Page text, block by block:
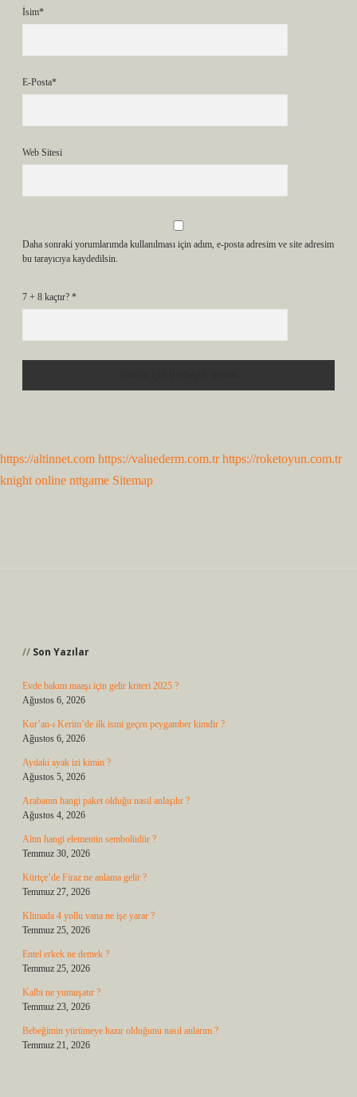
İsim*
E-Posta*
Web Sitesi
Daha sonraki yorumlarımda kullanılması için adım, e-posta adresim ve site adresim
bu tarayıcıya kaydedilsin.
7 + 8 kaçtır? *
https://altinnet.com https://valuederm.com.tr https://roketoyun.com.tr
knight online nttgame Sitemap
Son Yazılar
Evde bakım maaşı için gelir kriteri 2025 ?
Ağustos 6, 2026
Kur’an-ı Kerim’de ilk ismi geçen peygamber kimdir ?
Ağustos 6, 2026
Aydaki ayak izi kimin ?
Ağustos 5, 2026
Arabanın hangi paket olduğu nasıl anlaşılır ?
Ağustos 4, 2026
Altın hangi elementin sembolüdür ?
Temmuz 30, 2026
Kürtçe’de Firaz ne anlama gelir ?
Temmuz 27, 2026
Klimada 4 yollu vana ne işe yarar ?
Temmuz 25, 2026
Entel erkek ne demek ?
Temmuz 25, 2026
Kalbi ne yumuşatır ?
Temmuz 23, 2026
Bebeğimin yürümeye hazır olduğunu nasıl anlarım ?
Temmuz 21, 2026